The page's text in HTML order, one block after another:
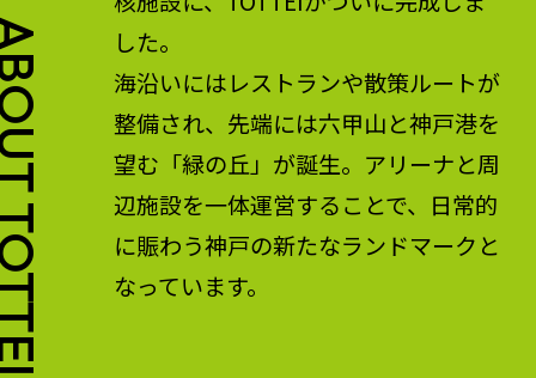
した。
海沿いにはレストランや散策ルートが
整備され、先端には六甲山と神戸港を
望む「緑の丘」が誕生。アリーナと周
辺施設を一体運営することで、日常的
に賑わう神戸の新たなランドマークと
なっています。